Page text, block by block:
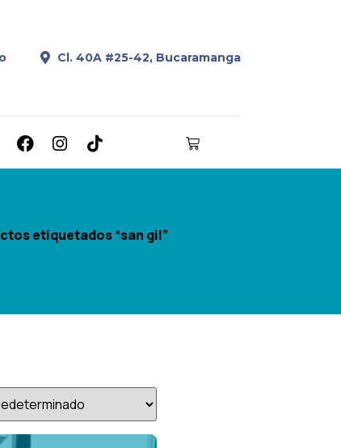
Cl. 40A #25-42, Bucaramanga
etiquetados “san gil”